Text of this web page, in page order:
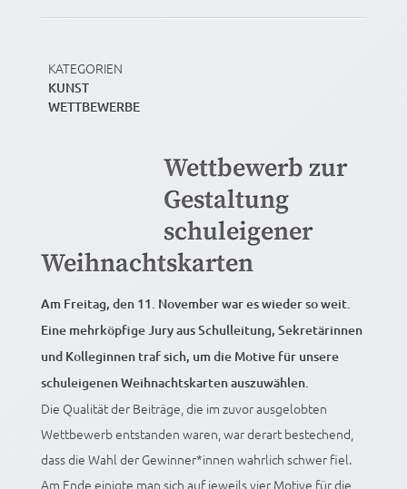
KATEGORIEN
KUNST
WETTBEWERBE
Wettbewerb zur
Gestaltung
schuleigener
Weihnachtskarten
Am Freitag, den 11. November war es wieder so weit.
Eine mehrköpfige Jury aus Schulleitung, Sekretärinnen
und Kolleginnen traf sich, um die Motive für unsere
schuleigenen Weihnachtskarten auszuwählen.
Die Qualität der Beiträge, die im zuvor ausgelobten
Wettbewerb entstanden waren, war derart bestechend,
dass die Wahl der Gewinner*innen wahrlich schwer fiel.
Am Ende einigte man sich auf jeweils vier Motive für die